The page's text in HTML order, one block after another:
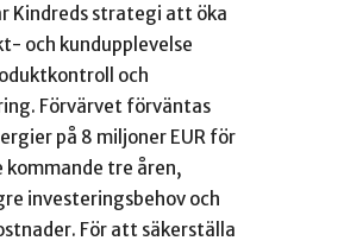
Kindreds strategi att öka
och kundupplevelse
och
Förvärvet förväntas
på 8 miljoner EUR för
kommande tre åren,
investeringsbehov och
För att säkerställa